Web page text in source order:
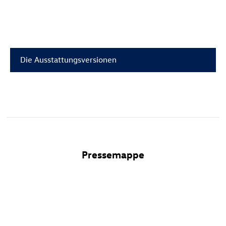
Die Ausstattungsversionen
Pressemappe